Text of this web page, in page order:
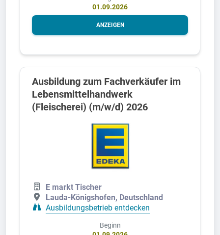
01.09.2026
ANZEIGEN
Ausbildung zum Fachverkäufer im
Lebensmittelhandwerk
(Fleischerei) (m/w/d) 2026
E markt Tischer
Lauda-Königshofen, Deutschland
Ausbildungsbetrieb entdecken
Beginn